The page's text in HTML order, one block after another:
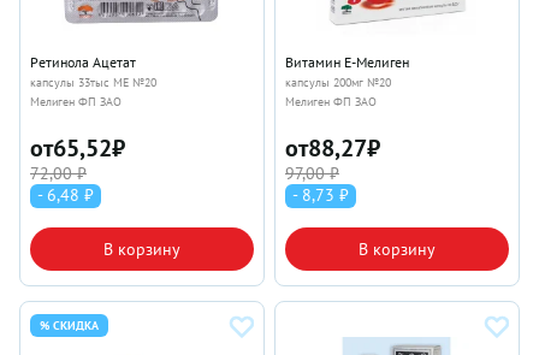
Ретинола Ацетат
капсулы 33тыс МЕ №20
Мелиген ФП ЗАО
от65,52₽
72,00 ₽
- 6,48 ₽
В корзину
Витамин Е-Мелиген
капсулы 200мг №20
Мелиген ФП ЗАО
от88,27₽
97,00 ₽
- 8,73 ₽
В корзину
% СКИДКА